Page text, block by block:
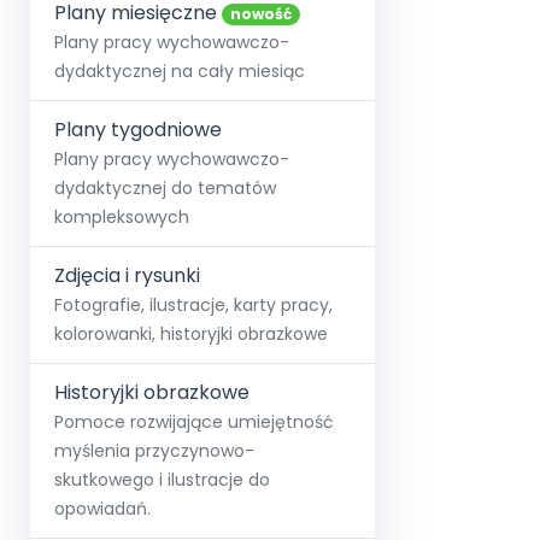
Społeczność
+48 12 631 04 10
kontakt@blizejprzedszkola.pl
O miesięczniku
Strona główna
O Akademii
Akademia
Poznaj pakiet MAX
Testuj przez 7 dni Pełen
Wszystkie projekty
Skontaktuj się
Dodaj wpis
Plany miesięczne nowość
Plany pracy wychowawczo-
dydaktycznej na cały miesiąc
Plany tygodniowe
Plany pracy wychowawczo-
dydaktycznej do tematów
kompleksowych
Zdjęcia i rysunki
Fotografie, ilustracje, karty pracy,
kolorowanki, historyjki obrazkowe
Historyjki obrazkowe
Pomoce rozwijające umiejętność
myślenia przyczynowo-
skutkowego i ilustracje do
opowiadań.